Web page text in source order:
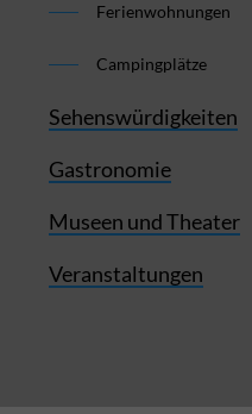
Ferienwohnungen
Campingplätze
Sehenswürdigkeiten
Gastronomie
Museen und Theater
Veranstaltungen